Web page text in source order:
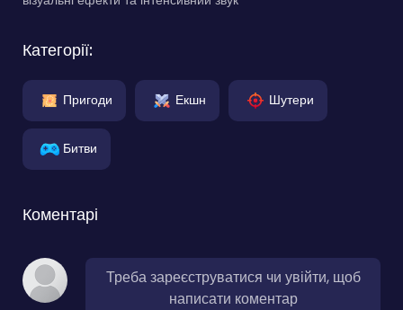
Категорії:
Пригоди Екшн Шутери
Битви
Коментарі
Треба зареєструватися чи увійти, щоб
написати коментар